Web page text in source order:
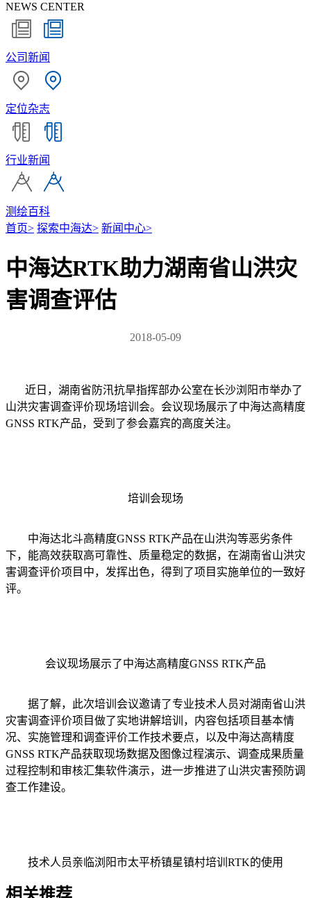
NEWS CENTER
公司新闻
定位杂志
行业新闻
测绘百科
首页> 探索中海达> 新闻中心>
中海达RTK助力湖南省山洪灾
害调查评估
2018-05-09
近日，湖南省防汛抗旱指挥部办公室在长沙浏阳市举办了
山洪灾害调查评价现场培训会。会议现场展示了中海达高精度
GNSS RTK产品，受到了参会嘉宾的高度关注。
培训会现场
中海达北斗高精度GNSS RTK产品在山洪沟等恶劣条件
下，能高效获取高可靠性、质量稳定的数据，在湖南省山洪灾
害调查评价项目中，发挥出色，得到了项目实施单位的一致好
评。
会议现场展示了中海达高精度GNSS RTK产品
据了解，此次培训会议邀请了专业技术人员对湖南省山洪
灾害调查评价项目做了实地讲解培训，内容包括项目基本情
况、实施管理和调查评价工作技术要点，以及中海达高精度
GNSS RTK产品获取现场数据及图像过程演示、调查成果质量
过程控制和审核汇集软件演示，进一步推进了山洪灾害预防调
查工作建设。
技术人员亲临浏阳市太平桥镇星镇村培训RTK的使用